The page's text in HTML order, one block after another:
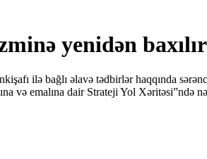
yenidən baxılır
ilə bağlı əlavə tədbirlər haqqında
və emalına dair Strateji Yol